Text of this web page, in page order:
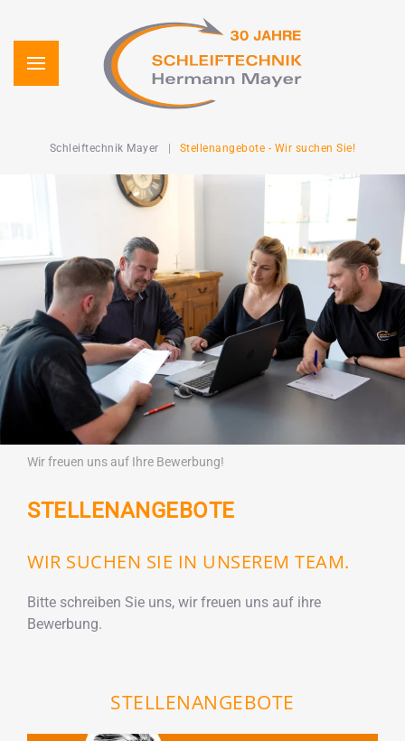
Zum Hauptinhalt springen
Schleiftechnik Mayer Stellenangebote - Wir suchen Sie!
Wir freuen uns auf Ihre Bewerbung!
STELLENANGEBOTE
WIR SUCHEN SIE IN UNSEREM TEAM.
Bitte schreiben Sie uns, wir freuen uns auf ihre
Bewerbung.
STELLENANGEBOTE